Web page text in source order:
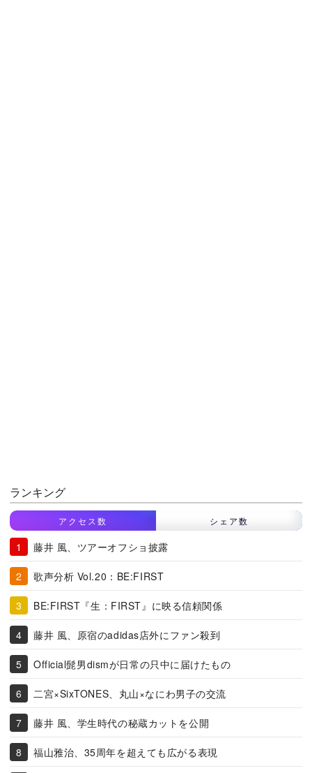
ランキング
アクセス数 シェア数
藤井 風、ツアーオフショ披露
歌声分析 Vol.20：BE:FIRST
BE:FIRST『生：FIRST』に映る信頼関係
藤井 風、原宿のadidas店外にファン殺到
Official髭男dismが日常の只中に届けたもの
二宮×SixTONES、丸山×なにわ男子の交流
藤井 風、学生時代の秘蔵カットを公開
福山雅治、35周年を超えても広がる表現